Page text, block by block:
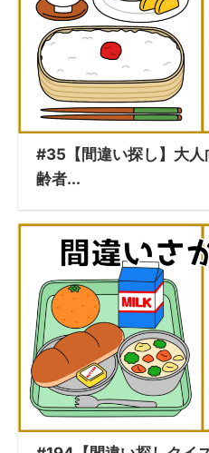
#35【間違い探し】大人
齢者...